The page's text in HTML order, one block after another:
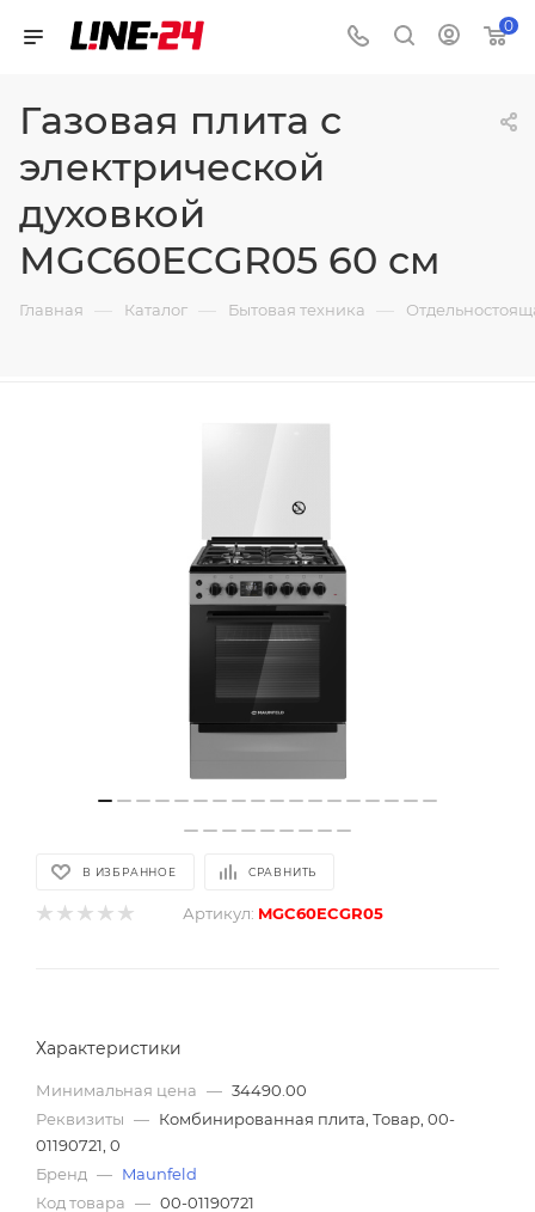
0
Газовая плита с
электрической
духовкой
MGC60ECGR05 60 см
Главная — Каталог — Бытовая техника —
В ИЗБРАННОЕ СРАВНИТЬ
Артикул: MGC60ECGR05
Характеристики
Минимальная цена — 34490.00
Реквизиты — Комбинированная плита, Товар, 00-
01190721, 0
Бренд — Maunfeld
Код товара — 00-01190721